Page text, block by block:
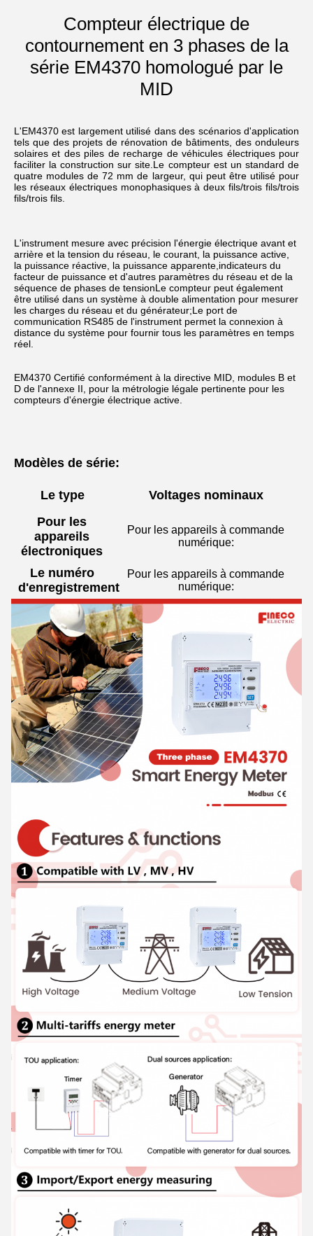
Compteur électrique de
contournement en 3 phases de la
série EM4370 homologué par le
MID
L'EM4370 est largement utilisé dans des scénarios d'application
tels que des projets de rénovation de bâtiments, des onduleurs
solaires et des piles de recharge de véhicules électriques pour
faciliter la construction sur site.Le compteur est un standard de
quatre modules de 72 mm de largeur, qui peut être utilisé pour
les réseaux électriques monophasiques à deux fils/trois fils/trois
fils/trois fils.
L'instrument mesure avec précision l'énergie électrique avant et
arrière et la tension du réseau, le courant, la puissance active,
la puissance réactive, la puissance apparente,indicateurs du
facteur de puissance et d'autres paramètres du réseau et de la
séquence de phases de tensionLe compteur peut également
être utilisé dans un système à double alimentation pour mesurer
les charges du réseau et du générateur;Le port de
communication RS485 de l'instrument permet la connexion à
distance du système pour fournir tous les paramètres en temps
réel.
EM4370 Certifié conformément à la directive MID, modules B et
D de l'annexe II, pour la métrologie légale pertinente pour les
compteurs d'énergie électrique active.
Modèles de série:
Le type
Voltages nominaux
Pour les
appareils
électroniques
Pour les appareils à commande
numérique:
Le numéro
d'enregistrement
Pour les appareils à commande
numérique: